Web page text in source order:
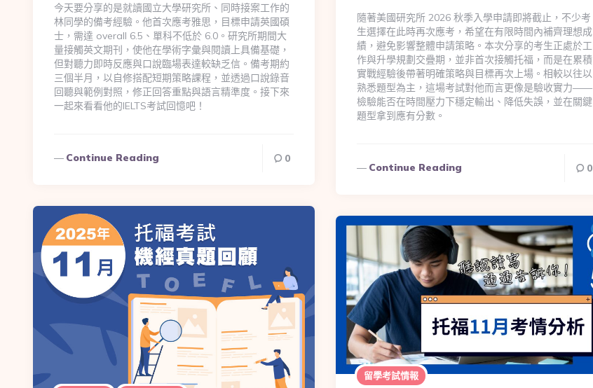
今天要分享的是就讀國立大學研究所、同時接案工作的
林同學的備考經驗。他首次應考雅思，目標申請英國碩
士，需達 overall 6.5、單科不低於 6.0。研究所期間大
量接觸英文期刊，使他在學術字彙與閱讀上具備基礎，
但對聽力即時反應與口說臨場表達較缺乏信。備考期約
三個半月，以自修搭配短期策略課程，並透過口說錄音
回聽與範例對照，修正回答重點與語言精準度。接下來
一起來看看他的IELTS考試回憶吧！
Continue Reading 0
隨著美國研究所 2026 秋季入學申請即將截止，不少考
生選擇在此時再次應考，希望在有限時間內補齊理想成
績，避免影響整體申請策略。本次分享的考生正處於工
作與升學規劃交疊期，並非首次接觸托福，而是在累積
實戰經驗後帶著明確策略與目標再次上場。相較以往以
熟悉題型為主，這場考試對他而言更像是驗收實力——
檢驗能否在時間壓力下穩定輸出、降低失誤，並在關鍵
題型拿到應有分數。
Continue Reading 0
留學考試情報